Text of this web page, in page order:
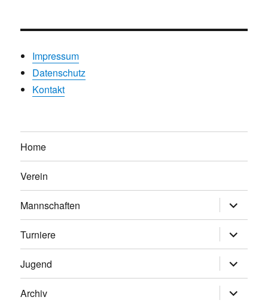
Impressum
Datenschutz
Kontakt
Home
Verein
Mannschaften
anzeigen
Turniere
anzeigen
Jugend
anzeigen
Archiv
anzeigen